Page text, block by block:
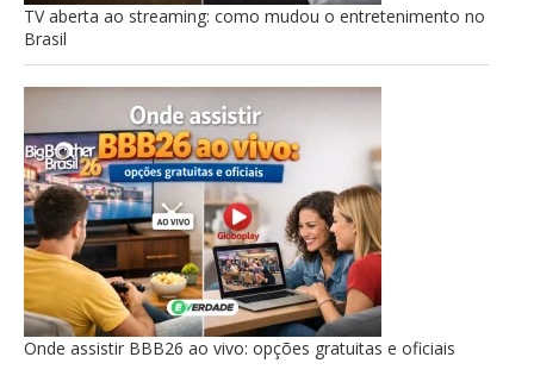
TV aberta ao streaming: como mudou o entretenimento no
Brasil
Onde assistir BBB26 ao vivo: opções gratuitas e oficiais